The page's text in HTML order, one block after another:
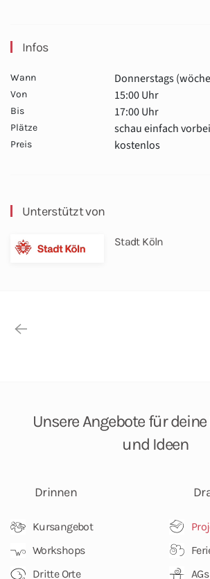
Unterstützt von
Stadt Köln
Infos
Wann Donnerstags
Von 15:00 Uhr
Bis 17:00 Uhr
Plätze schau einfach vorbei
Preis kostenlos
Unsere Angebote für
und Ideen
Drinnen
Kursangebot
Workshops
Dritte Orte